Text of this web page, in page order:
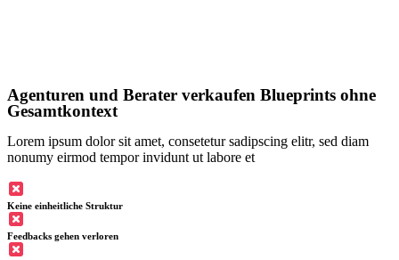
Agenturen und Berater verkaufen Blueprints ohne
Gesamtkontext
Lorem ipsum dolor sit amet, consetetur sadipscing elitr, sed diam
nonumy eirmod tempor invidunt ut labore et
Keine einheitliche Struktur
Feedbacks gehen verloren